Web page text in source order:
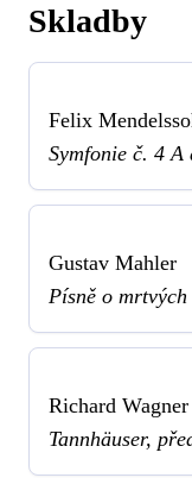
Skladby
Felix
Symfonie č. 4
Gustav Mahler
Písně o mrtvých
Richard Wagner
Tannhäuser,